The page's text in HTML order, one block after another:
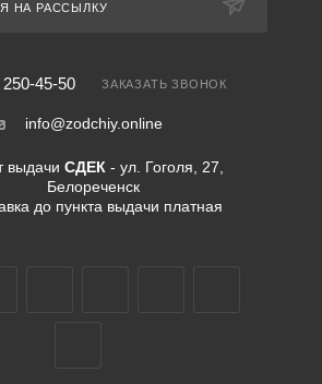
НА РАССЫЛКУ
45-50 ЗАКАЗАТЬ ЗВОНОК
info@zodchiy.online
выдачи СДЕК - ул. Гоголя, 27,
Белореченск
до пункта выдачи платная